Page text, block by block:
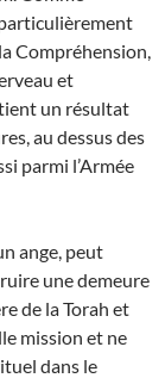
Compréhension,
et
un résultat
au dessus des
parmi l’Armée
ange, peut
une demeure
de la Torah et
mission et ne
dans le